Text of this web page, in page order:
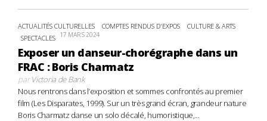
ACTUALITÉS CULTURELLES COMPTES RENDUS D'EXPOS
CULTURE & ARTS
SPECTACLES 17 MARS 2024
Exposer un danseur-chorégraphe dans un
FRAC : Boris Charmatz
parVictoria de Bank
Nous rentrons dans l’exposition et sommes confrontés au premier
film (Les Disparates, 1999). Sur un très grand écran, grandeur nature
Boris Charmatz danse un solo décalé, humoristique,...